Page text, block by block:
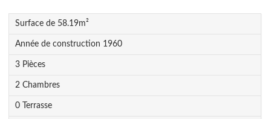
Surface de 58.19m²
Année de construction 1960
3 Pièces
2 Chambres
0 Terrasse